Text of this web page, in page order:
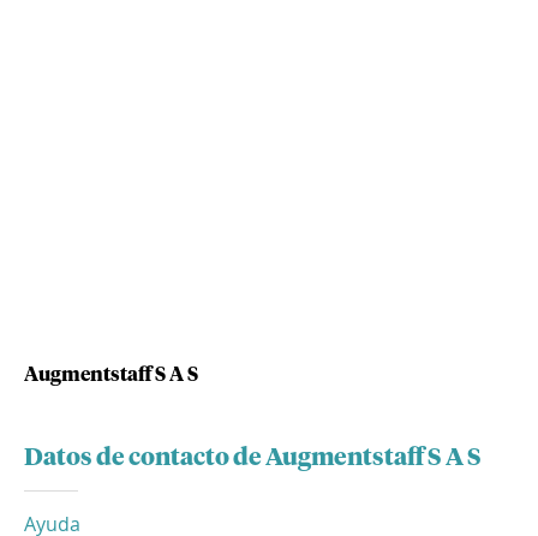
Augmentstaff S A S
Datos de contacto de Augmentstaff S A S
Ayuda